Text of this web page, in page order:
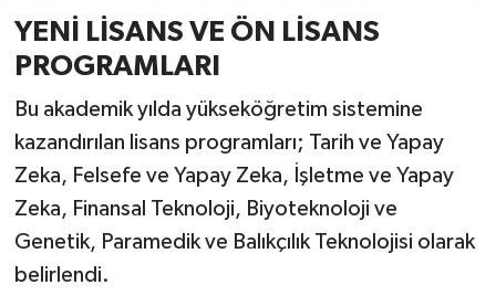
YENİ LİSANS VE ÖN LİSANS
PROGRAMLARI
Bu akademik yılda yükseköğretim sistemine
kazandırılan lisans programları; Tarih ve Yapay
Zeka, Felsefe ve Yapay Zeka, İşletme ve Yapay
Zeka, Finansal Teknoloji, Biyoteknoloji ve
Genetik, Paramedik ve Balıkçılık Teknolojisi olarak
belirlendi.